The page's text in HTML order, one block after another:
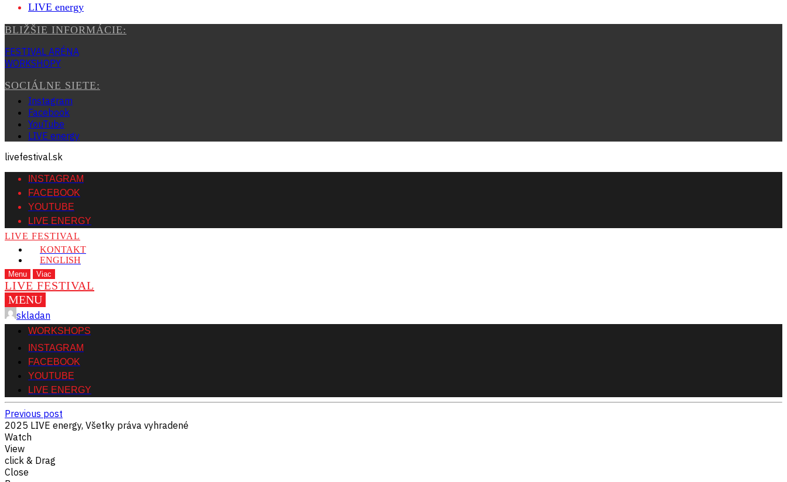
LIVE energy
BLIŽŠIE INFORMÁCIE:
FESTIVAL ARÉNA
WORKSHOPY
SOCIÁLNE SIETE:
Instagram
Facebook
YouTube
LIVE energy
livefestival.sk
INSTAGRAM
FACEBOOK
YOUTUBE
LIVE ENERGY
LIVE FESTIVAL
KONTAKT
ENGLISH
Menu Viac
LIVE FESTIVAL
MENU
skladan
WORKSHOPS
INSTAGRAM
FACEBOOK
YOUTUBE
LIVE ENERGY
Previous post
2025 LIVE energy, Všetky práva vyhradené
Watch
View
click & Drag
Close